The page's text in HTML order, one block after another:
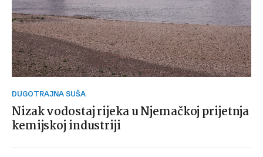
DUGOTRAJNA SUŠA
Nizak vodostaj rijeka u Njemačkoj prijetnja
kemijskoj industriji